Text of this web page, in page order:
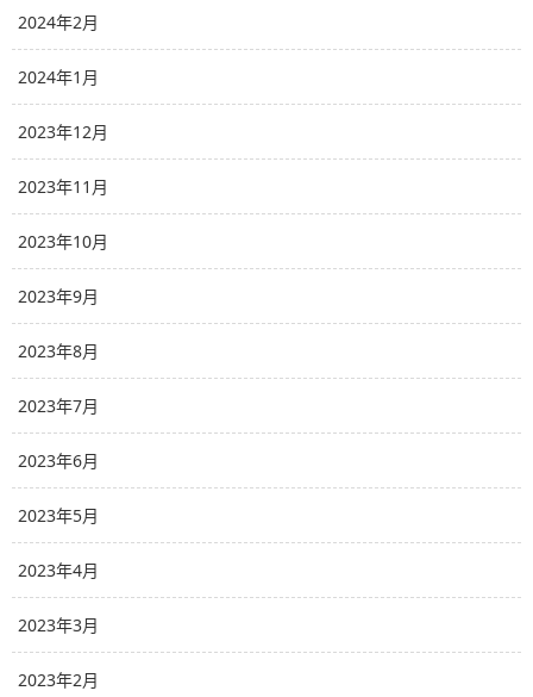
2024年2月
2024年1月
2023年12月
2023年11月
2023年10月
2023年9月
2023年8月
2023年7月
2023年6月
2023年5月
2023年4月
2023年3月
2023年2月